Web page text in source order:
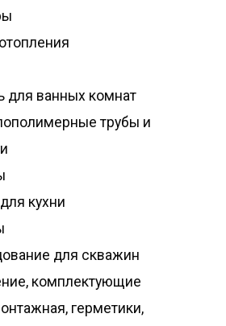
для ванных комнат
трубы и
кухни
для скважин
комплектующие
герметики,